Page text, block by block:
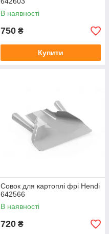
В наявності
750 ₴
Купити
Совок для картоплі фрі Hendi
642566
В наявності
720 ₴